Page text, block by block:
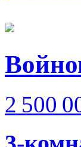
2 500